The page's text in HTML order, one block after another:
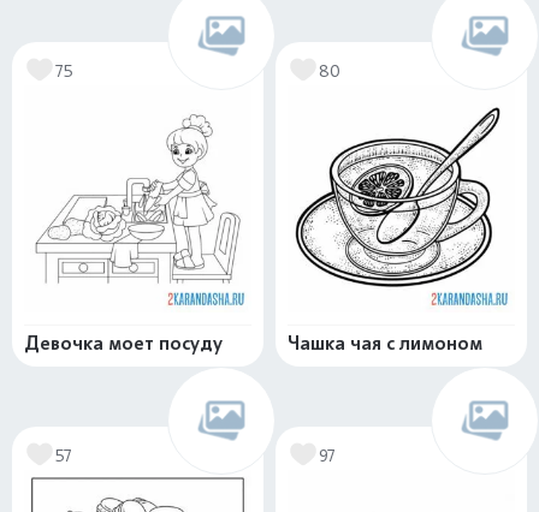
75
Девочка моет посуду
80
Чашка чая с лимоном
57 97